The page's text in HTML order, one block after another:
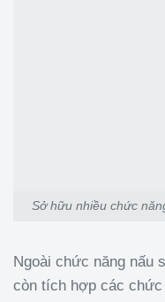
Sở hữu nhiều chức
Ngoài chức năng nấu
còn tích hợp các